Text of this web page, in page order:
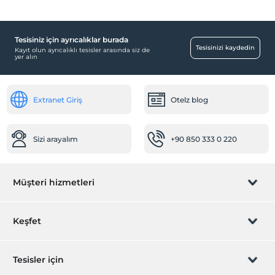
Çocuk
Çocuk bakıcısı
Ulaşım
Sağlık
Öne Çıkan Özellikler
Odalar
Tesisiniz için ayrıcalıklar burada
Kayıt olun ayrıcalıklı tesisler arasında siz de
yer alın
Tesisinizi kaydedin
Extranet Giriş Otelz blog
Sizi arayalım +90 850 333 0 220
Müşteri hizmetleri
Rezervasyon yönet
Keşfet
Hediye Kart
Tesisler için